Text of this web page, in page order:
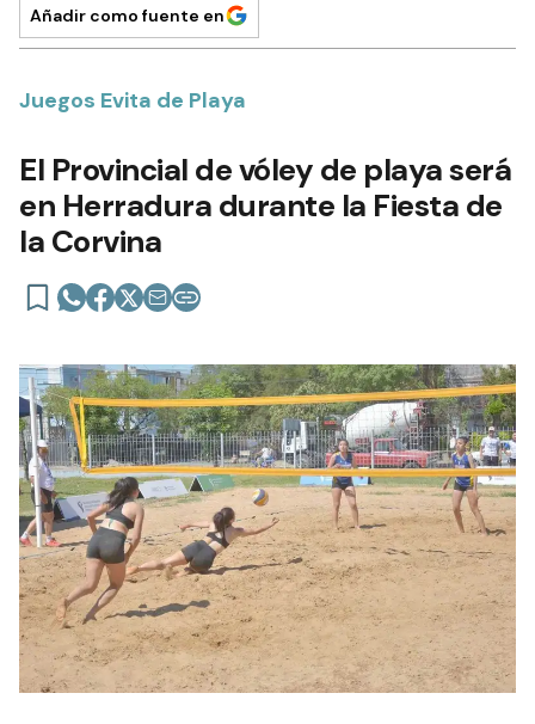
Añadir como fuente en
Juegos Evita de Playa
El Provincial de vóley de playa será
en Herradura durante la Fiesta de
la Corvina